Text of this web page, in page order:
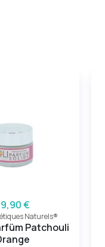
€
Naturels®
Patchouli